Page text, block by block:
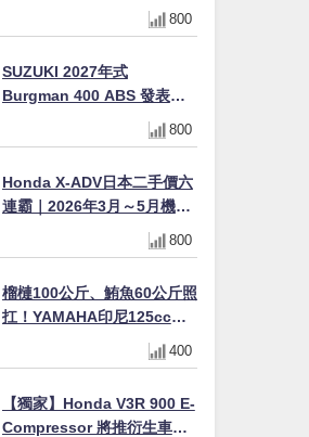
市探索限定色 GOOPiMADE
聯名包同步登場
800
SUZUKI 2027年式
Burgman 400 ABS 發表！
8/18日本上市、支援E10汽油
售價98萬100日圓
800
Honda X-ADV日本二手價六
連霸｜2026年3月～5月機車
轉售排行榜 CBR1000RR-R
FIREBLADE SP首度躋身前
800
榴槤100公斤、鮪魚60公斤照
扛！YAMAHA印尼125cc速
克達Gear Ultima 2740公里
耐操實測
400
【獨家】Honda V3R 900 E-
Compressor 將推衍生車